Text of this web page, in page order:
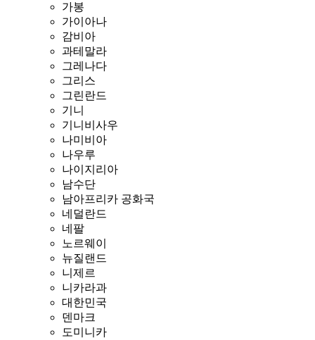
가봉
가이아나
감비아
과테말라
그레나다
그리스
그린란드
기니
기니비사우
나미비아
나우루
나이지리아
남수단
남아프리카 공화국
네덜란드
네팔
노르웨이
뉴질랜드
니제르
니카라과
대한민국
덴마크
도미니카